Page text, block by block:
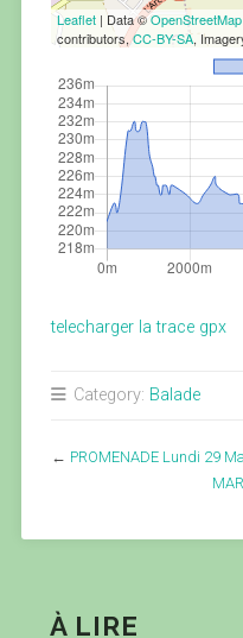
Leaflet| Data ©OpenStreetMap
contributors,CC-BY-SA,
telecharger la trace gpx
Category: Balade
← PROMENADE Lundi 29
À LIRE